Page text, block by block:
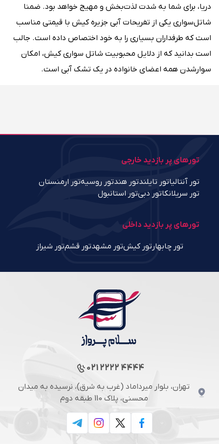
دریا، برای شما به شدت لذت‌بخش و مهیج خواهد بود. ضمنا
شاتل‌‌سواری یکی از تفریحات آبی جزیره کیش با قیمتی مناسب
است که طرفداران بسیاری را به خود اختصاص داده است. جالب
است بدانید که از دلایل محبوبیت شاتل‌ سواری کیش، امکان
سوارشدن همه اعضای خانواده در یک تشک آبی است.
تورهای پر بازدید خارجی
تور آنتالیاتور تایلندتور هندتور روسیهتور ارمنستان
تور سریلانکاتور دبیتور استانبول
تورهای پر بازدید داخلی
تور چابهار تور کیشتور مشهدتور قشمتور شیراز
021 2222 4444
تهران، بلوار میرداماد (غرب به شرق)، نرسیده به میدان
محسنی، پلاک 110 طبقه دوم